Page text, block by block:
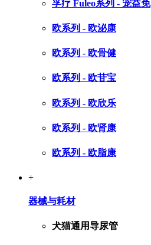
孚疗 Fuleo系列 - 宠益免
欧系列 - 欧泌康
欧系列 - 欧骨健
欧系列 - 欧苷宝
欧系列 - 欧欣乐
欧系列 - 欧肾康
欧系列 - 欧脂康
+
器械与耗材
犬猫通用导尿管